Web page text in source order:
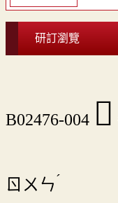
研訂瀏覽
B02476-004 󷾶
ㄖㄨㄣˊ